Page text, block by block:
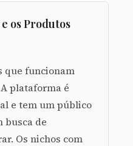
os Produtos
que funcionam
plataforma é
e tem um público
busca de
Os nichos com